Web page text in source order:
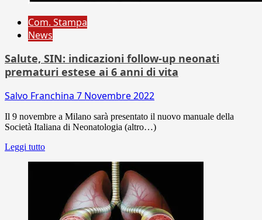
Com. Stampa
News
Salute, SIN: indicazioni follow-up neonati
prematuri estese ai 6 anni di vita
Salvo Franchina 7 Novembre 2022
Il 9 novembre a Milano sarà presentato il nuovo manuale della
Società Italiana di Neonatologia (altro…)
Leggi tutto